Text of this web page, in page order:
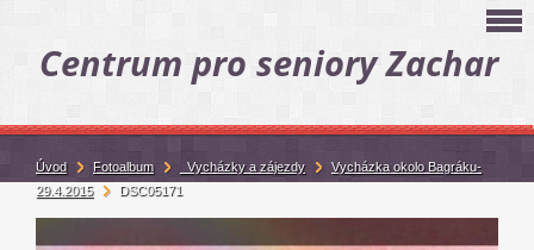
Centrum pro seniory Zachar
Úvod Fotoalbum _Vycházky a zájezdy
Vycházka okolo Bagráku-
29.4.2015
DSC05171